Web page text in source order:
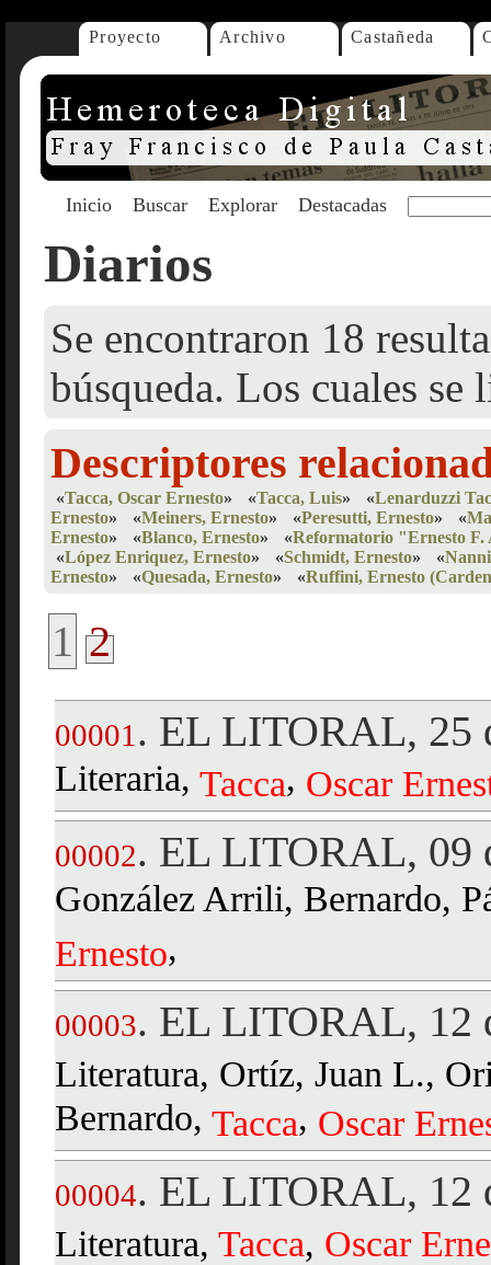
Proyecto Archivo Castañeda
Inicio Buscar Explorar Destacadas
Diarios
Se encontraron 18
búsqueda. Los cuales se
Descriptores
«Tacca, Oscar Ernesto» «Tacca, Luis» «Lenarduzzi
Ernesto» «Meiners, Ernesto» «Peresutti, Ernesto» «
Ernesto» «Blanco, Ernesto» «Reformatorio "Ernesto
«López Enriquez, Ernesto» «Schmidt, Ernesto» «
Ernesto» «Quesada, Ernesto» «Ruffini, Ernesto
1 2
00001 . EL LITORAL, 25
Literaria, Tacca, Oscar
00002. EL LITORAL, 09
González Arrili, Bernardo,
Ernesto,
00003. EL LITORAL, 12
Literatura, Ortíz, Juan L.,
Bernardo, Tacca, Oscar
00004. EL LITORAL, 12
Literatura, Tacca, Oscar